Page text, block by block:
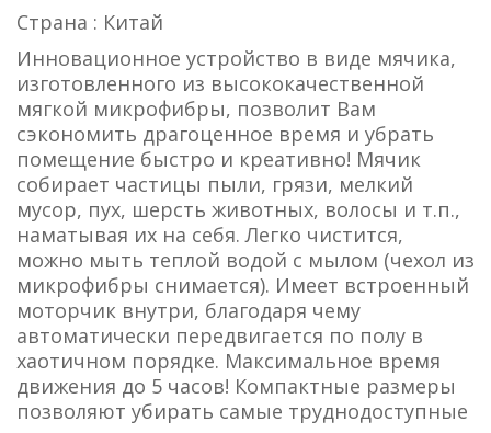
Страна : Китай
Инновационное устройство в виде мячика,
изготовленного из высококачественной
мягкой микрофибры, позволит Вам
сэкономить драгоценное время и убрать
помещение быстро и креативно! Мячик
собирает частицы пыли, грязи, мелкий
мусор, пух, шерсть животных, волосы и т.п.,
наматывая их на себя. Легко чистится,
можно мыть теплой водой с мылом (чехол из
микрофибры снимается). Имеет встроенный
моторчик внутри, благодаря чему
автоматически передвигается по полу в
хаотичном порядке. Максимальное время
движения до 5 часов! Компактные размеры
позволяют убирать самые труднодоступные